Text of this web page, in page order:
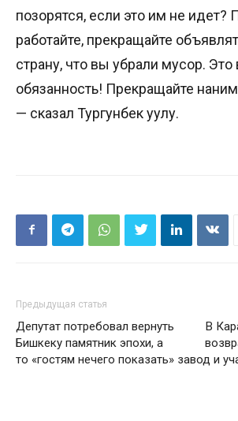
позорятся, если это им не идет?
работайте, прекращайте
страну, что вы убрали мусор.
обязанность! Прекращайте
— сказал Тургунбек уулу.
Предыдущая статья
Депутат потребовал вернуть
Бишкеку памятник эпохи, а
то «гостям нечего показать»
В
завод и